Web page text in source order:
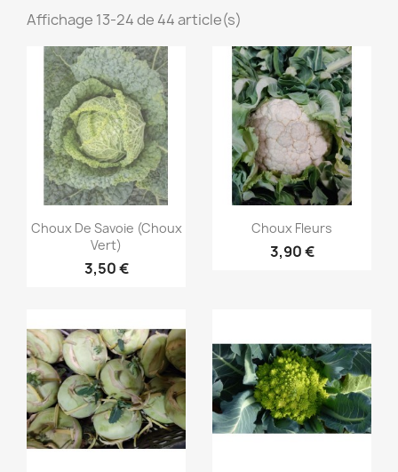
Affichage 13-24 de 44 article(s)
Aperçu rapide
Choux De Savoie (choux
Vert)
3,50 €
Aperçu rapide
Choux Fleurs
3,90 €